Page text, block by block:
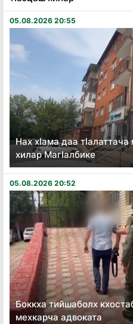
05.08.2026 20:55
Нах хӏама даа
хилар Магӏалбике
05.08.2026 20:52
Боккха тийшаболх
мехкарча адвоката